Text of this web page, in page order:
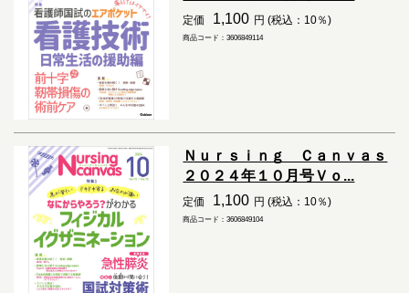
定価 1,100 円 (税込：10％)
商品コード：3606849114
Ｎｕｒｓｉｎｇ Ｃａｎｖａｓ
２０２４年１０月号Ｖｏ...
定価 1,100 円 (税込：10％)
商品コード：3606849104